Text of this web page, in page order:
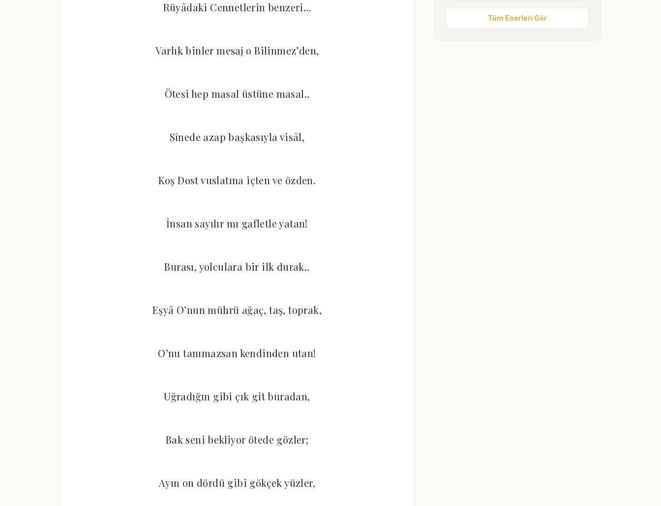
Rüyâdaki Cennetlerin benzeri…
Varlık binler mesaj o Bilinmez’den,
Ötesi hep masal üstüne masal..
Sînede azap başkasıyla visâl,
Koş Dost vuslatına içten ve özden.
İnsan sayılır mı gafletle yatan!
Burası, yolculara bir ilk durak..
Eşyâ O’nun mührü ağaç, taş, toprak,
O’nu tanımazsan kendinden utan!
Uğradığın gibi çık git buradan,
Bak seni bekliyor ötede gözler;
Ayın on dördü gibi gökçek yüzler,
Tüm Eserleri Gör